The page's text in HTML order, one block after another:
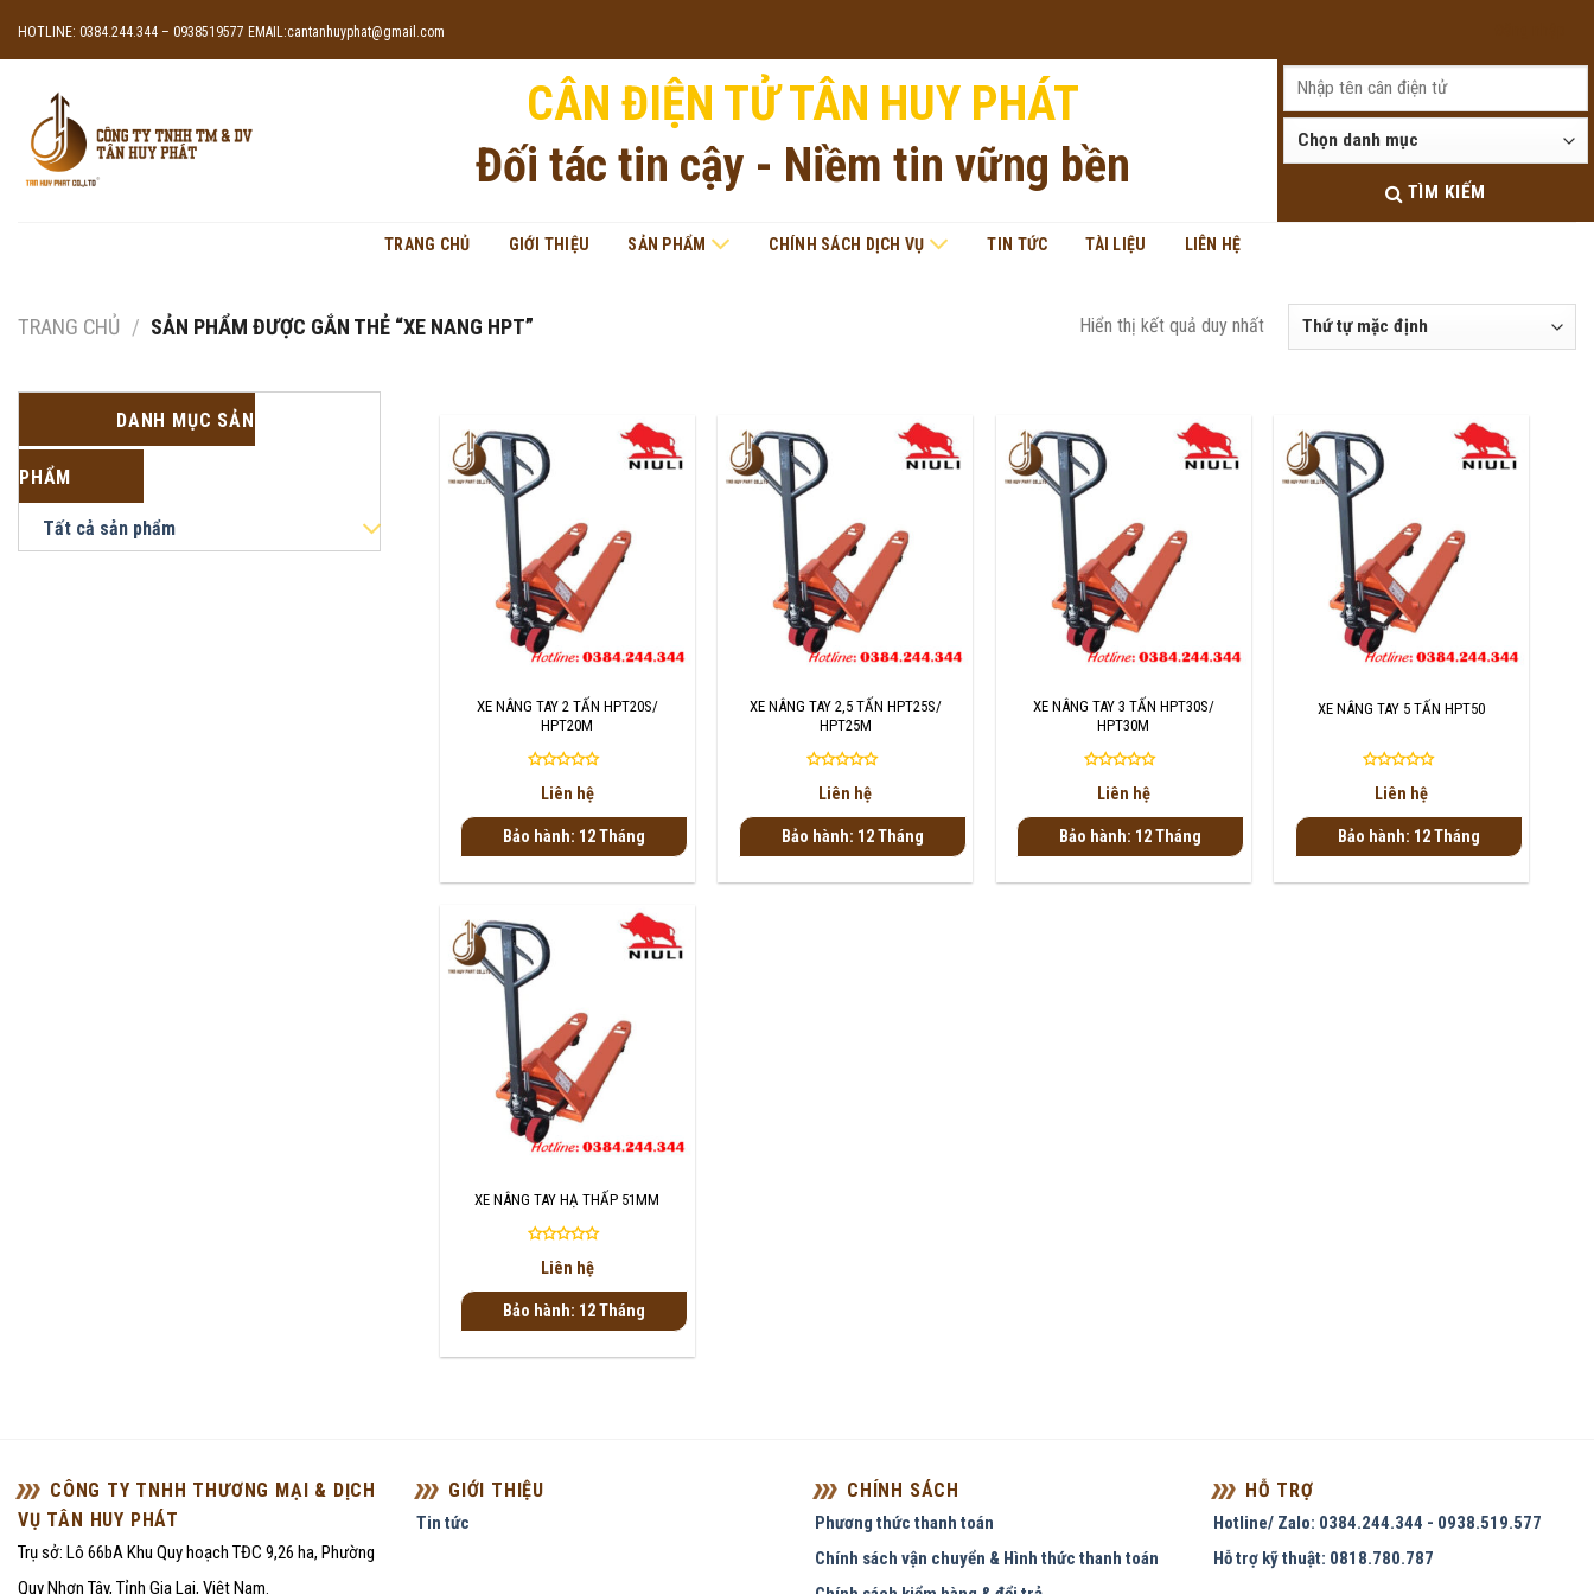
HOTLINE: 0384.244.344 – 0938519577 EMAIL:cantanhuyphat@gmail.com
CÂN ĐIỆN TỬ TÂN HUY PHÁT
Đối tác tin cậy - Niềm tin vững bền
TÌM KIẾM
TRANG CHỦ GIỚI THIỆU SẢN PHẨM CHÍNH SÁCH DỊCH VỤ TIN TỨC TÀI LIỆU LIÊN HỆ
TRANG CHỦ / SẢN PHẨM ĐƯỢC GẮN THẺ “XE NANG HPT” Hiển thị kết quả duy nhất
DANH MỤC SẢN
PHẨM
Tất cả sản phẩm
XE NÂNG TAY 2 TẤN HPT20S/
HPT20M
Được
hạng
0
sao
Liên hệ
Bảo hành: 12 Tháng
XE NÂNG TAY 2,5 TẤN HPT25S/
HPT25M
Được
hạng
0
sao
Liên hệ
Bảo hành: 12 Tháng
XE NÂNG TAY 3 TẤN HPT30S/
HPT30M
Được
hạng
0
sao
Liên hệ
Bảo hành: 12 Tháng
XE NÂNG TAY 5 TẤN HPT50
Được
hạng
0
sao
Liên hệ
Bảo hành: 12 Tháng
XE NÂNG TAY HẠ THẤP 51MM
Được
hạng
0
sao
Liên hệ
Bảo hành: 12 Tháng
CÔNG TY TNHH THƯƠNG MẠI & DỊCH
VỤ TÂN HUY PHÁT
Trụ sở: Lô 66bA Khu Quy hoạch TĐC 9,26 ha, Phường
Quy Nhơn Tây, Tỉnh Gia Lai, Việt Nam.
GIỚI THIỆU
Tin tức
CHÍNH SÁCH
Phương thức thanh toán
Chính sách vận chuyển & Hình thức thanh toán
HỖ TRỢ
Hotline/ Zalo: 0384.244.344 - 0938.519.577
Hỗ trợ kỹ thuật: 0818.780.787